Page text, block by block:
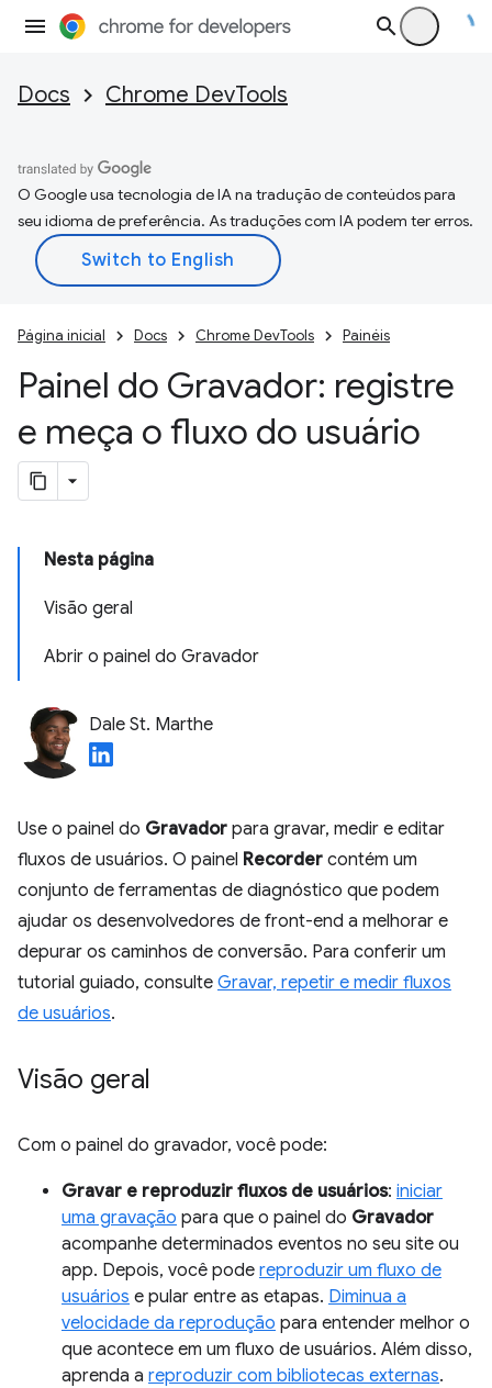
Docs Chrome DevTools
O Google usa tecnologia de IA na tradução de conteúdos para
seu idioma de preferência. As traduções com IA podem ter erros.
Página inicial Docs Chrome DevTools Painéis
Painel do Gravador: registre
e meça o fluxo do usuário
Nesta página
Visão geral
Abrir o painel do Gravador
Dale St. Marthe
Use o painel do Gravador para gravar, medir e editar
fluxos de usuários. O painel Recorder contém um
conjunto de ferramentas de diagnóstico que podem
ajudar os desenvolvedores de front-end a melhorar e
depurar os caminhos de conversão. Para conferir um
tutorial guiado, consulte Gravar, repetir e medir fluxos
de usuários.
Visão geral
Com o painel do gravador, você pode:
Gravar e reproduzir fluxos de usuários: iniciar
uma gravação para que o painel do Gravador
acompanhe determinados eventos no seu site ou
app. Depois, você pode reproduzir um fluxo de
usuários e pular entre as etapas. Diminua a
velocidade da reprodução para entender melhor o
que acontece em um fluxo de usuários. Além disso,
aprenda a reproduzir com bibliotecas externas.